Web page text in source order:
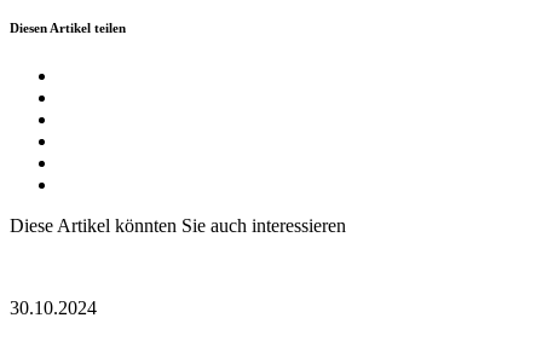
Diesen Artikel teilen
Diese Artikel könnten Sie auch interessieren
30.10.2024